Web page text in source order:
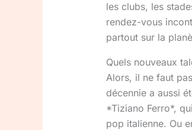
les clubs, les
rendez-vous
partout sur la
Quels nouveaux
Alors, il ne faut
décennie a aussi
*Tiziano Ferro*,
pop italienne. Ou